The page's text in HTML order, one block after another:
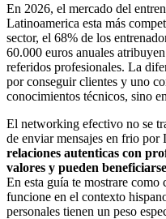
En 2026, el mercado del
Latinoamerica esta más
sector, el 68% de los
60.000 euros anuales
referidos profesionales. La
por conseguir clientes y uno
conocimientos técnicos, sino
El networking efectivo no se
de enviar mensajes en frio por
relaciones autenticas con
valores y pueden
En esta guía te mostrare
funcione en el contexto
personales tienen un peso